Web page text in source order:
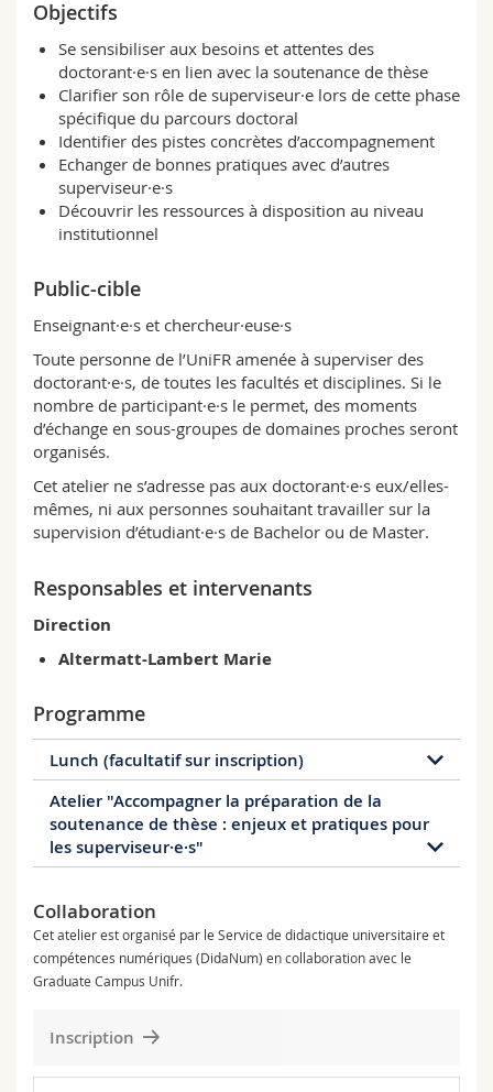
Objectifs
Se sensibiliser aux besoins et attentes des
doctorant·e·s en lien avec la soutenance de thèse
Clarifier son rôle de superviseur·e lors de cette phase
spécifique du parcours doctoral
Identifier des pistes concrètes d’accompagnement
Echanger de bonnes pratiques avec d’autres
superviseur·e·s
Découvrir les ressources à disposition au niveau
institutionnel
Public-cible
Enseignant·e·s et chercheur·euse·s
Toute personne de l’UniFR amenée à superviser des
doctorant·e·s, de toutes les facultés et disciplines. Si le
nombre de participant·e·s le permet, des moments
d’échange en sous-groupes de domaines proches seront
organisés.
Cet atelier ne s’adresse pas aux doctorant·e·s eux/elles-
mêmes, ni aux personnes souhaitant travailler sur la
supervision d’étudiant·e·s de Bachelor ou de Master.
Responsables et intervenants
Direction
Altermatt-Lambert Marie
Programme
Lunch (facultatif sur inscription)
Date(s)
12.06.2026de 11:30 à 12:00
PER21
Atelier "Accompagner la préparation de la
soutenance de thèse : enjeux et pratiques pour
les superviseur·e·s"
Date(s)
12.06.2026de 12:00 à 13:30
PER21
Collaboration
Cet atelier est organisé par le Service de didactique universitaire et
compétences numériques (DidaNum) en collaboration avec le
Graduate Campus Unifr.
Inscription